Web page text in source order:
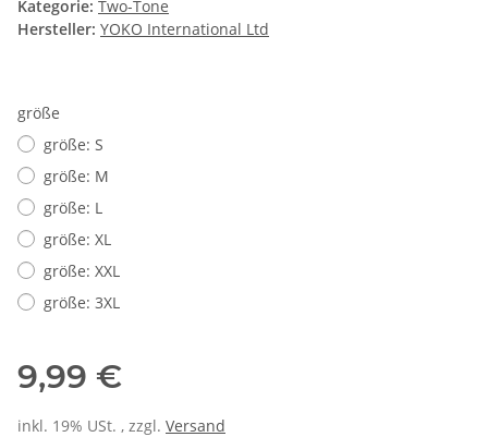
Kategorie: Two-Tone
Hersteller: YOKO International Ltd
größe
größe: S
größe: M
größe: L
größe: XL
größe: XXL
größe: 3XL
9,99 €
inkl. 19% USt. , zzgl. Versand